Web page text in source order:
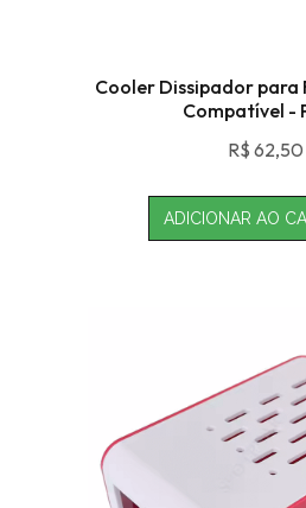
Cooler Dissipador para
Compatível -
R$ 62,50
ADICIONAR AO